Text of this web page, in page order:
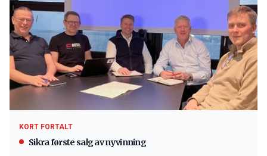
KORT FORTALT
Sikra første salg av nyvinning